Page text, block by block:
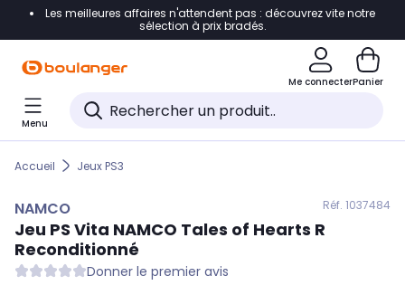
Accéder directement à la navigation
Accéder directement au pied de page
Accéder directement au chatbot
Les meilleures affaires n'attendent pas : découvrez vite notre
sélection à prix bradés.
Me connecterPanier
Menu
Accueil Jeux PS3
NAMCO Réf. 1037484
Jeu PS Vita NAMCO Tales of Hearts R
Reconditionné
Donner le premier avis